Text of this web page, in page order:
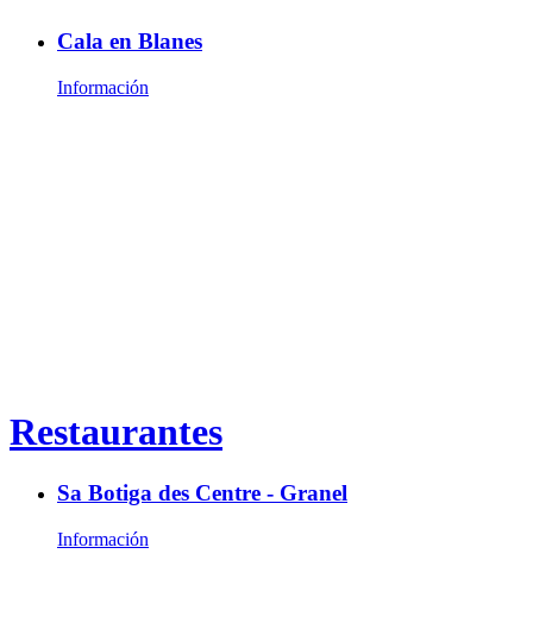
Cala en Blanes
Información
Restaurantes
Sa Botiga des Centre - Granel
Información